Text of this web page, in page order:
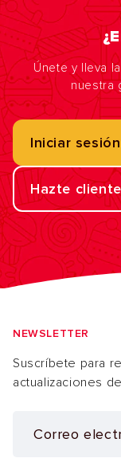
Únete y lleva
nuestra
Iniciar sesión
Hazte cliente
NEWSLETTER
Suscríbete para
actualizaciones